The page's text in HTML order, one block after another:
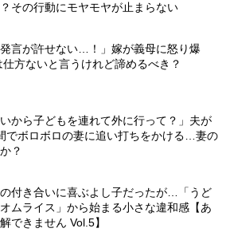
その行動にモヤモヤが止まらない
発言が許せない…！」嫁が義母に怒り爆
方ないと言うけれど諦めるべき？
いから子どもを連れて外に行って？」夫が
でボロボロの妻に追い打ちをかける…妻の
？
付き合いに喜ぶよし子だったが…「うど
ムライス」から始まる小さな違和感【あ
できません Vol.5】